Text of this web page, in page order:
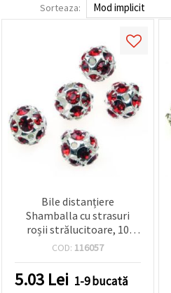
experiență
aici,
acord să
utilizați
toate
cookie -
selectând
un tip de
cookie -uri
făcând clic
pe butonul
"Salvați"
Sorteaza:
Bile distanțiere
Shamballa cu strasuri
roșii strălucitoare, 10
mm, gaură 1.5 mm, bază
culoare argintiu/roșu
COD: 116057
5.03 Lei 1-9 bucată